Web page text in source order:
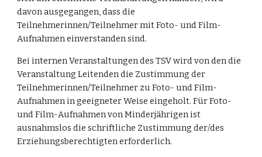
davon ausgegangen, dass die
Teilnehmerinnen/Teilnehmer mit Foto- und Film-
Aufnahmen einverstanden sind.
Bei internen Veranstaltungen des TSV wird von den die
Veranstaltung Leitenden die Zustimmung der
Teilnehmerinnen/Teilnehmer zu Foto- und Film-
Aufnahmen in geeigneter Weise eingeholt. Für Foto-
und Film-Aufnahmen von Minderjährigen ist
ausnahmslos die schriftliche Zustimmung der/des
Erziehungsberechtigten erforderlich.